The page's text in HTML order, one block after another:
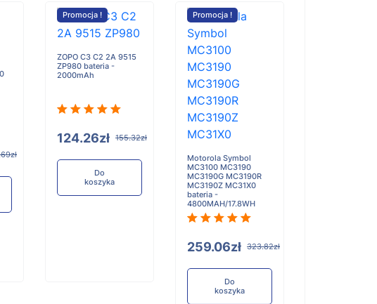
Promocja !
ZOPO C3 C2 2A 9515
ZP980 bateria -
2000mAh
124.26zł 155.32zł
Do
koszyka
Promocja !
Motorola Symbol
MC3100 MC3190
MC3190G MC3190R
MC3190Z MC31X0
bateria -
4800MAH/17.8WH
259.06zł 323.82zł
Do
koszyka